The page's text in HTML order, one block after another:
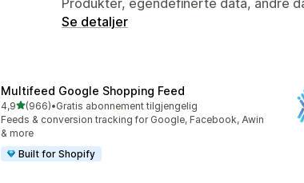
Se detaljer
Multifeed Google Shopping Feed
4,9av 5 stjerner
(966)
Totalt 966 omtaler
•Gratis abonnement tilgjengelig
Feeds & conversion tracking for Google, Facebook, Awin
& more
Built for Shopify